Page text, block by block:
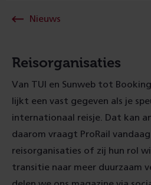
Nieuws
Reisorganisaties
Van TUI en Sunweb tot
lijkt een vast gegeven als je
internationaal reisje. Dat kan
daarom vraagt ProRail
reisorganisaties of zij hun rol
transitie naar meer duurzaam